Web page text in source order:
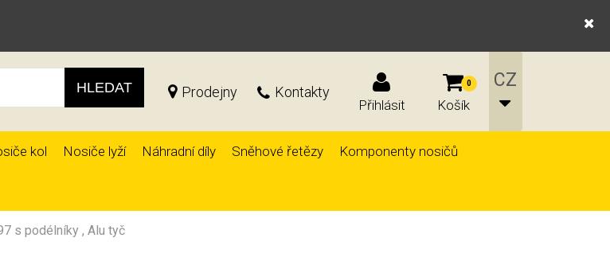
HLEDAT Prodejny Kontakty
Přihlásit
0
Košík
kol Nosiče lyží Náhradní díly Sněhové řetězy Komponenty nosičů
s podélníky , Alu tyč